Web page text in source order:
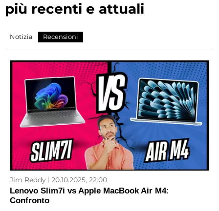
più recenti e attuali
Notizia Recensioni
Jim Reddy 20.10.2025, 22:00
Lenovo Slim7i vs Apple MacBook Air M4:
Confronto